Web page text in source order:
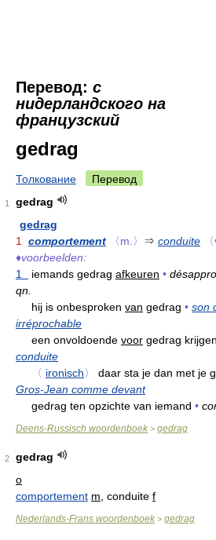
Перевод: с
нидерландского на
французский
gedrag
Толкование Перевод
1
gedrag
gedrag
1
comportement 〈m.〉 ⇒ conduite
♦voorbeelden:
1
iemands gedrag afkeuren •
qn.
hij is onbesproken van gedrag • son
irréprochable
een onvoldoende voor gedrag krijgen
conduite
〈 ironisch〉 daar sta je dan met je
Gros-Jean comme devant
gedrag ten opzichte van iemand •
Deens-Russisch woordenboek > gedrag
2
gedrag
o
comportement m , conduite f
Nederlands-Frans woordenboek > gedrag